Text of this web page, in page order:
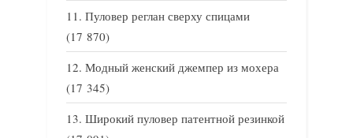
Пуловер реглан сверху спицами
(17 870)
Модный женский джемпер из мохера
(17 345)
Широкий пуловер патентной резинкой